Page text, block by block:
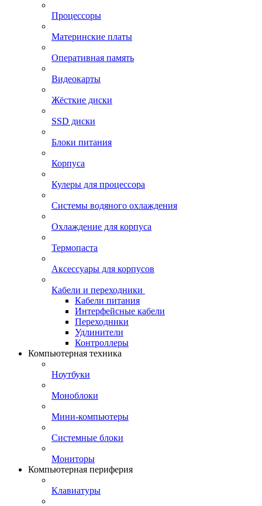
Процессоры
Материнские платы
Оперативная память
Видеокарты
Жёсткие диски
SSD диски
Блоки питания
Корпуса
Кулеры для процессора
Системы водяного охлаждения
Охлаждение для корпуса
Термопаста
Аксессуары для корпусов
Кабели и переходники
Кабели питания
Интерфейсные кабели
Переходники
Удлинители
Контроллеры
Компьютерная техника
Ноутбуки
Моноблоки
Мини-компьютеры
Системные блоки
Мониторы
Компьютерная периферия
Клавиатуры